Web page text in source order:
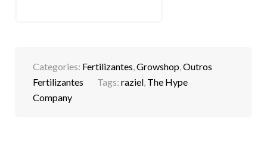
Categories: Fertilizantes,Growshop,Outros
Fertilizantes
Tags: raziel, The Hype
Company